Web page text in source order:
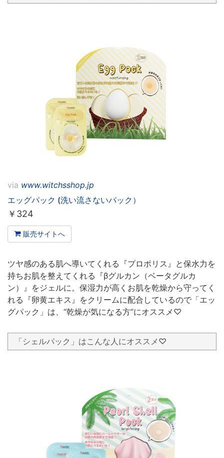
via www.witchsshop.jp
エッグパック (洗い流さないパック）
￥ 324
販売サイトへ
ツヤ感のある肌へ導いてくれる『プロポリス』と保水力を
持ちお肌を整えてくれる『βグルカン（ベータグルカ
ン）』をジェルに。保湿力が高くお肌を乾燥から守ってく
れる『卵黄エキス』をクリームに配合しているので「エッ
グパック」は、“乾燥が気になる方”にオススメ♡
「シェルパック」はこんな人にオススメ♡